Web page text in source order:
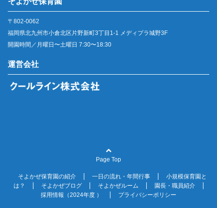
〒802-0062
福岡県北九州市小倉北区片野新町3丁目1-1 メディプラ城野3F
開園時間／月曜日〜土曜日 7:30〜18:30
運営会社
Page Top
そよかぜ保育園の紹介 一日の流れ・年間行事
小規模保育園と
は？
そよかぜブログ そよかぜルーム
園長・職員紹介
採用情報（2024年度 ）
プライバシーポリシー